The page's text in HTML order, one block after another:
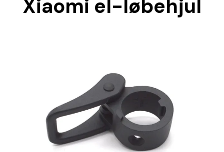
Xiaomi el-løbehjul